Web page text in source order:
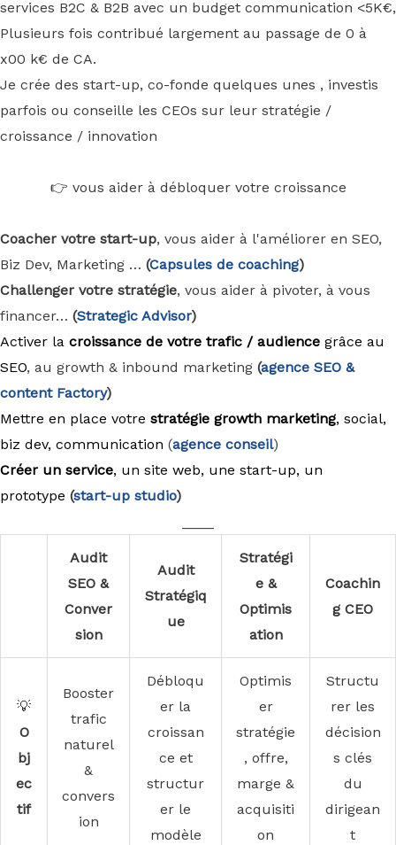
services B2C & B2B avec un budget communication <5K€,
Plusieurs fois contribué largement au passage de 0 à
x00 k€ de CA.
Je crée des start-up, co-fonde quelques unes , investis
parfois ou conseille les CEOs sur leur stratégie /
croissance / innovation
👉 vous aider à débloquer votre croissance
Coacher votre start-up, vous aider à l'améliorer en SEO,
Biz Dev, Marketing … (Capsules de coaching)
Challenger votre stratégie, vous aider à pivoter, à vous
financer… (Strategic Advisor)
Activer la croissance de votre trafic / audience grâce au
SEO, au growth & inbound marketing (agence SEO &
content Factory)
Mettre en place votre stratégie growth marketing, social,
biz dev, communication (agence conseil)
Créer un service, un site web, une start-up, un
prototype (start-up studio)
Audit
SEO &
Conver
sion
Audit
Stratégiq
ue
Stratégi
e &
Optimis
ation
Coachin
g CEO
💡
O
bj
ec
tif
Booster
trafic
naturel
&
convers
ion
Débloqu
er la
croissan
ce et
structur
er le
modèle
Optimis
er
stratégie
, offre,
marge &
acquisiti
on
Structu
rer les
décision
s clés
du
dirigean
t